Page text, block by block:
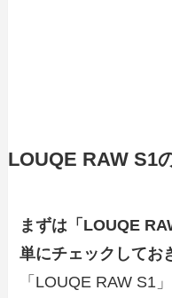
LOUQE RAW S1
まずは「LOUQE
単にチェックしてお
「LOUQE RAW S1